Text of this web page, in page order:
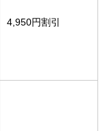
4,950円割引